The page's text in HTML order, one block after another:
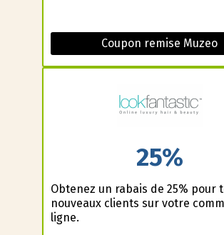
Coupon remise Muzeo
25%
Obtenez un rabais de 25% pour
nouveaux clients sur votre
ligne.